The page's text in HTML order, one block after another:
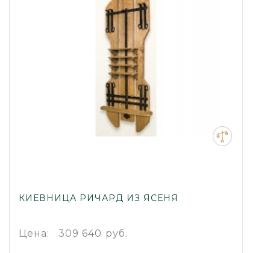
КИЕВНИЦА РИЧАРД ИЗ ЯСЕНЯ
Цена: 309 640 руб.